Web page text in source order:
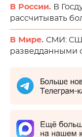
В России. В
рассчитывать
В Мире. СМИ:
разведданными